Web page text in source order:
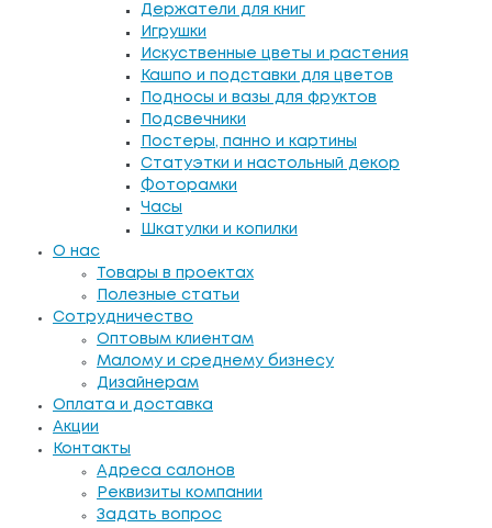
Держатели для книг
Игрушки
Искуственные цветы и растения
Кашпо и подставки для цветов
Подносы и вазы для фруктов
Подсвечники
Постеры, панно и картины
Статуэтки и настольный декор
Фоторамки
Часы
Шкатулки и копилки
О нас
Товары в проектах
Полезные статьи
Сотрудничество
Оптовым клиентам
Малому и среднему бизнесу
Дизайнерам
Оплата и доставка
Акции
Контакты
Адреса салонов
Реквизиты компании
Задать вопрос